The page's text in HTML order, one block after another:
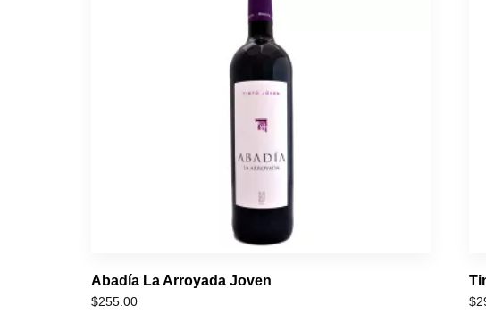
Abadía La Arroyada Joven
$255.00 $